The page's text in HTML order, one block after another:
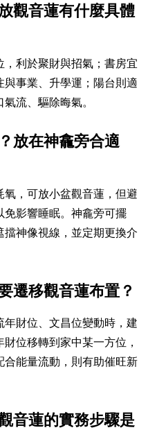
觀音蓮有什麼具體
利於聚財與招氣；書房宜
事業、升學運；陽台則適
流、驅除晦氣。
放在神龕旁合適
氧，可放小盆觀音蓮，但避
免影響睡眠。神龕旁可擺
神像視線，並定期更換介
遷移觀音蓮布置？
財位、文昌位變動時，建
位移轉到家中某一方位，
能量流動，則有助催旺新
音蓮的實務步驟是